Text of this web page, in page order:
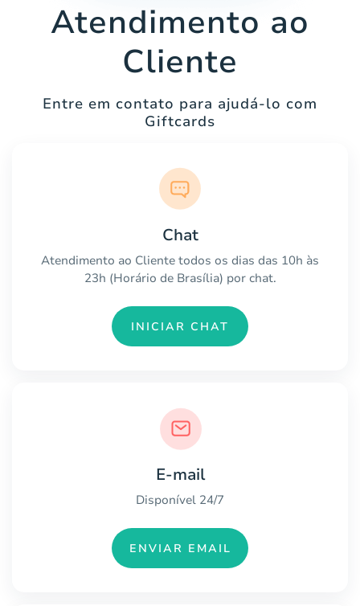
Atendimento ao
Cliente
Entre em contato para ajudá-lo com
Giftcards
Chat
Atendimento ao Cliente todos os dias das 10h às
23h (Horário de Brasília) por chat.
INICIAR CHAT
E-mail
Disponível 24/7
ENVIAR EMAIL